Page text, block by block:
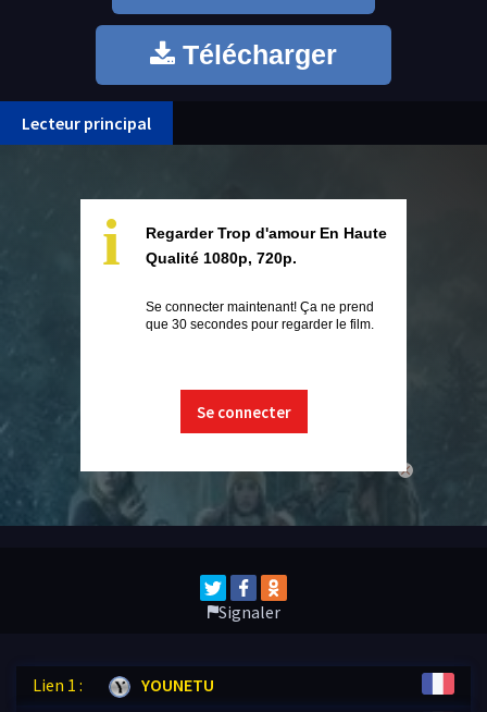
Télécharger
Lecteur principal
close
i
Regarder Trop d'amour En Haute
Qualité 1080p, 720p.
Se connecter maintenant! Ça ne prend
que 30 secondes pour regarder le film.
Se connecter
Signaler
Lien 1 :
YOUNETU